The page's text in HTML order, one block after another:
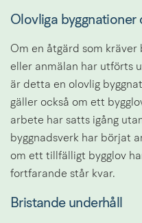
Olovliga byggnationer
Om en åtgärd som kräver
eller anmälan har utförts
är detta en olovlig
gäller också om ett
arbete har satts igång
byggnadsverk har börjat
om ett tillfälligt bygglov
fortfarande står kvar.
Bristande underhåll